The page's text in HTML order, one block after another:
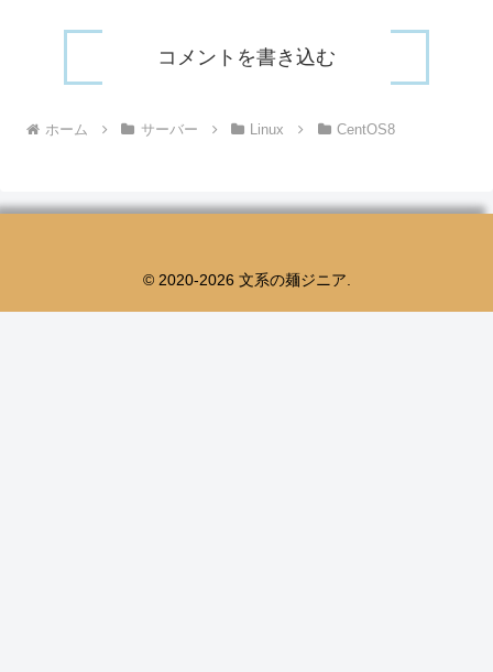
コメントを書き込む
ホーム サーバー Linux CentOS8
© 2020-2026 文系の麺ジニア.